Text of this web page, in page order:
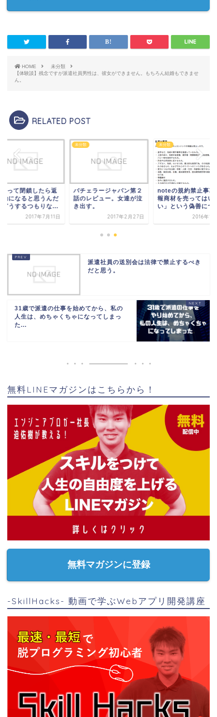
HOME
未分類
【体験談】残念ですが派遣社員男性は、彼女ができません。もちろん結婚もできませ
ん。
RELATED POST
って閉鎖したら返
動になると思うんだ
どうするつもりな...
2017年7月11日
未分類
バチェラージャパン第２
話のレビュー。女達が泣
き出す。
2017年2月27日
未分類
noteの規約禁止事項
報商材を売ってはい
い」という偽善につ
2016年12
派遣社員の送別会は法律で禁止するべき
だと思う。
31歳で派遣の仕事を始めてから、私の
人生は、めちゃくちゃになってしまっ
た...
無料LINEマガジンはこちらから！
無料マガジンに登録
-SkillHacks- 動画で学ぶWebアプリ開発講座